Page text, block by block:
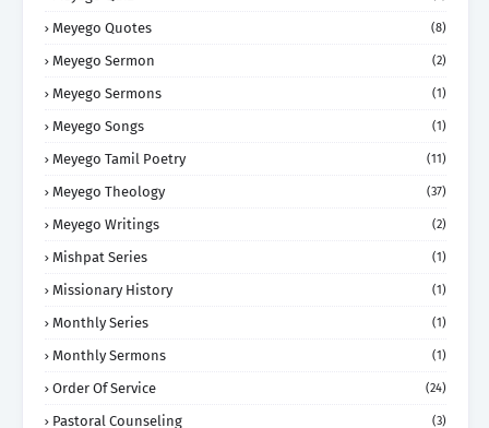
Meyego Quotes (8)
Meyego Sermon (2)
Meyego Sermons (1)
Meyego Songs (1)
Meyego Tamil Poetry (11)
Meyego Theology (37)
Meyego Writings (2)
Mishpat Series (1)
Missionary History (1)
Monthly Series (1)
Monthly Sermons (1)
Order Of Service (24)
Pastoral Counseling (3)